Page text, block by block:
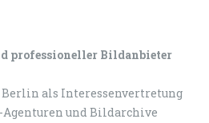
professioneller Bildanbieter
Berlin als Interessenvertretung
Agenturen und Bildarchive